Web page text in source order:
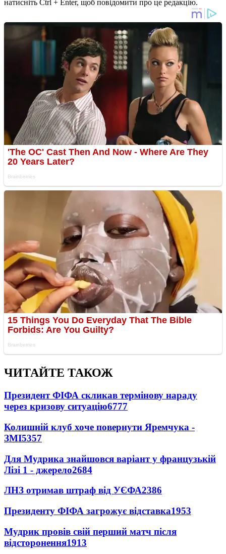
натисніть Ctrl + Enter, щоб повідомити про це редакцію.
ЧИТАЙТЕ ТАКОЖ
Президент ФІФА скликав термінову нараду
через кризову ситуацію6777
Колишній клуб хоче повернути Яремчука -
ЗМІ5357
Для Мудрика знайшовся варіант у французькій
Лізі 1 - джерело2684
ЛНЗ отримав штраф від УЄФА2386
Президенту ФІФА загрожує відставка1953
Мудрик провів свій перший матч після
відсторонення1913